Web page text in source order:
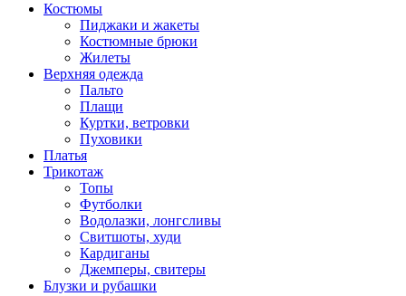
Костюмы
Пиджаки и жакеты
Костюмные брюки
Жилеты
Верхняя одежда
Пальто
Плащи
Куртки, ветровки
Пуховики
Платья
Трикотаж
Топы
Футболки
Водолазки, лонгсливы
Свитшоты, худи
Кардиганы
Джемперы, свитеры
Блузки и рубашки